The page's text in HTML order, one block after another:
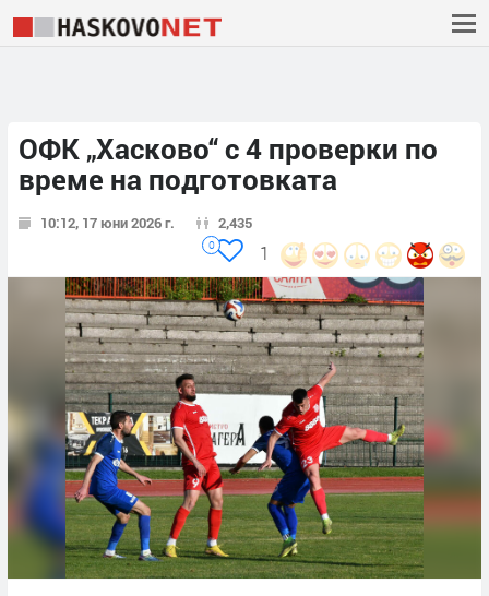
ОФК „Хасково“ с 4 проверки по
време на подготовката
10:12, 17 юни 2026 г. 2,435
1
0